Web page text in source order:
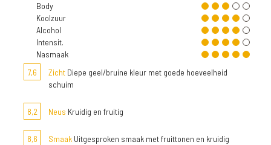
Body
Koolzuur
Alcohol
Intensit.
Nasmaak
7,6
Zicht Diepe geel/bruine kleur met goede hoeveelheid
schuim
8,2 Neus Kruidig en fruitig
8,6 Smaak Uitgesproken smaak met fruittonen en kruidig